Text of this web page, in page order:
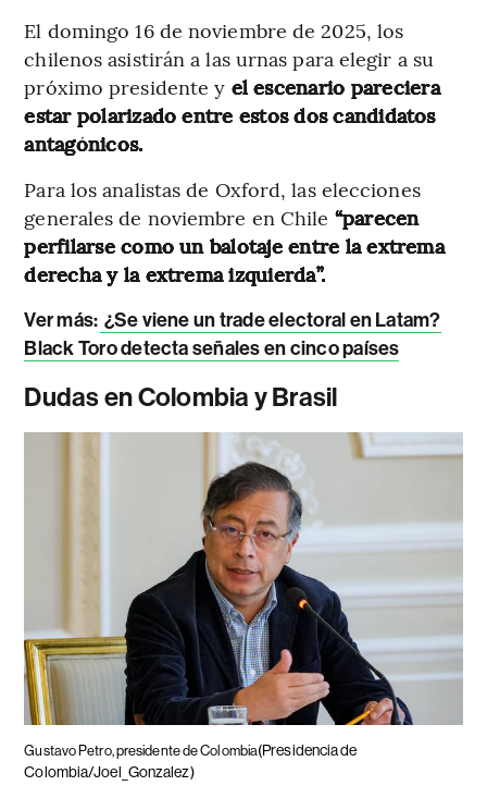
El domingo 16 de noviembre de 2025, los
chilenos asistirán a las urnas para elegir a su
próximo presidente y el escenario pareciera
estar polarizado entre estos dos candidatos
antagónicos.
Para los analistas de Oxford, las elecciones
generales de noviembre en Chile “parecen
perfilarse como un balotaje entre la extrema
derecha y la extrema izquierda”.
Ver más: ¿Se viene un trade electoral en Latam?
Black Toro detecta señales en cinco países
Dudas en Colombia y Brasil
Gustavo Petro, presidente de Colombia(Presidencia de
Colombia/Joel_Gonzalez)